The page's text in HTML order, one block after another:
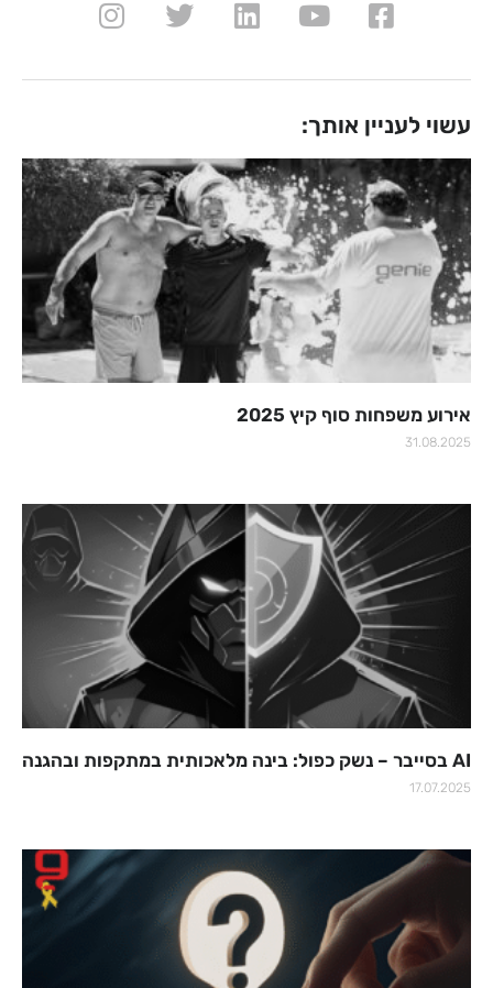
עשוי לעניין אותך:
אירוע משפחות סוף קיץ 2025
31.08.2025
AI בסייבר – נשק כפול: בינה מלאכותית במתקפות ובהגנה
17.07.2025